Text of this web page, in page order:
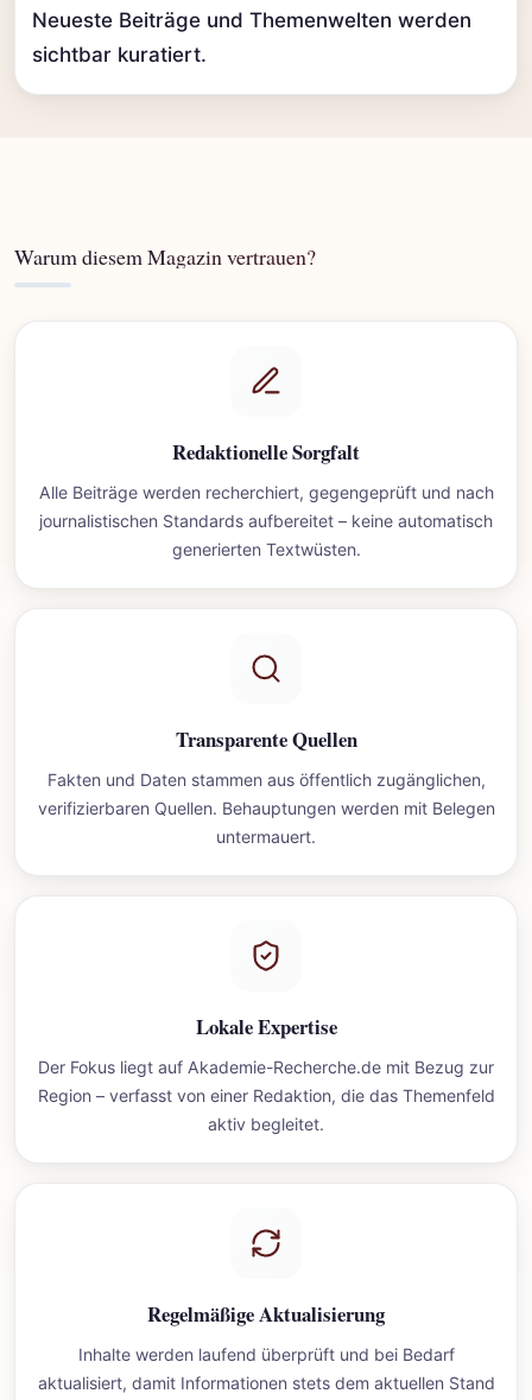
Neueste Beiträge und Themenwelten werden
sichtbar kuratiert.
Warum diesem Magazin vertrauen?
Redaktionelle Sorgfalt
Alle Beiträge werden recherchiert, gegengeprüft und nach
journalistischen Standards aufbereitet – keine automatisch
generierten Textwüsten.
Transparente Quellen
Fakten und Daten stammen aus öffentlich zugänglichen,
verifizierbaren Quellen. Behauptungen werden mit Belegen
untermauert.
Lokale Expertise
Der Fokus liegt auf Akademie-Recherche.de mit Bezug zur
Region – verfasst von einer Redaktion, die das Themenfeld
aktiv begleitet.
Regelmäßige Aktualisierung
Inhalte werden laufend überprüft und bei Bedarf
aktualisiert, damit Informationen stets dem aktuellen Stand